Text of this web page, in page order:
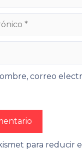
correo
para reducir